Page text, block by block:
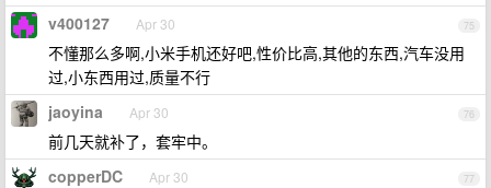
75
v400127 Apr 30
不懂那么多啊,小米手机还好吧,性价比高,其他的东西,汽车没用
过,小东西用过,质量不行
76
jaoyina Apr 30
前几天就补了，套牢中。
77
copperDC Apr 30